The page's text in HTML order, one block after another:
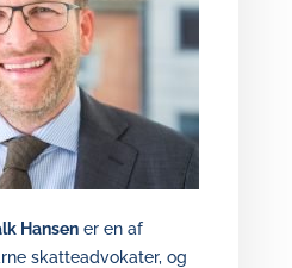
Hansener en af
skatteadvokater, og